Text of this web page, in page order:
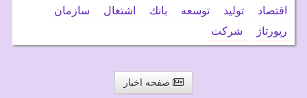
اقتصاد تولید توسعه بانك اشتغال
سازمان
رپورتاژ
شركت
صفحه اخبار